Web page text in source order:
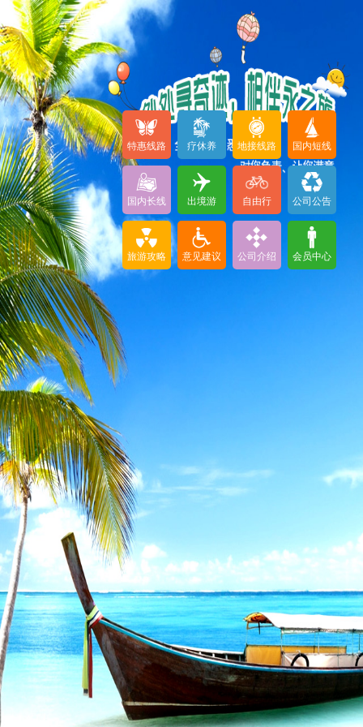
特惠线路 疗休养 地接线路 国内短线
国内长线 出境游 自由行 公司公告
旅游攻略 意见建议 公司介绍 会员中心